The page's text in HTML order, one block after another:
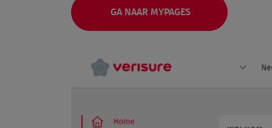
GA NAAR MYPAGES